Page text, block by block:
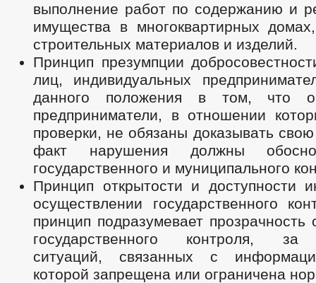
выполнение работ по содержанию и
имущества в многоквартирных
строительных материалов и изделий.
Принцип презумпции
лиц, индивидуальных
данного положения в том, что
предприниматели, в отношении
проверки, не обязаны доказывать
факт нарушения должны
государственного и муниципального
Принцип открытости и доступности
осуществлении государственного
принцип подразумевает прозрачность
государственного контроля, за
ситуаций, связанных с
которой запрещена или ограничена